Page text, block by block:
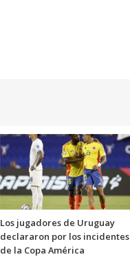
Los jugadores de Uruguay
declararon por los incidentes
de la Copa América